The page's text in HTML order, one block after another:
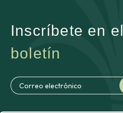
Inscríbete en el
boletín